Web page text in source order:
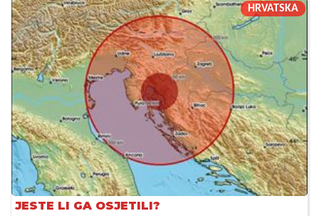
HRVATSKA
JESTE LI GA OSJETILI?